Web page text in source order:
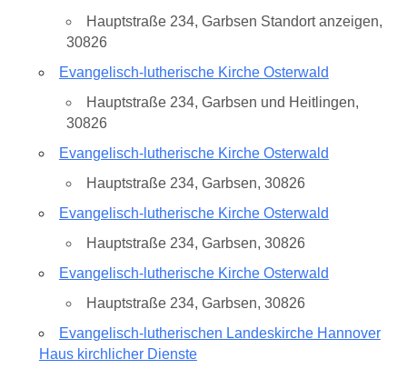
Hauptstraße 234, Garbsen Standort anzeigen,
30826
Evangelisch-lutherische Kirche Osterwald
Hauptstraße 234, Garbsen und Heitlingen,
30826
Evangelisch-lutherische Kirche Osterwald
Hauptstraße 234, Garbsen, 30826
Evangelisch-lutherische Kirche Osterwald
Hauptstraße 234, Garbsen, 30826
Evangelisch-lutherische Kirche Osterwald
Hauptstraße 234, Garbsen, 30826
Evangelisch-lutherischen Landeskirche Hannover
Haus kirchlicher Dienste